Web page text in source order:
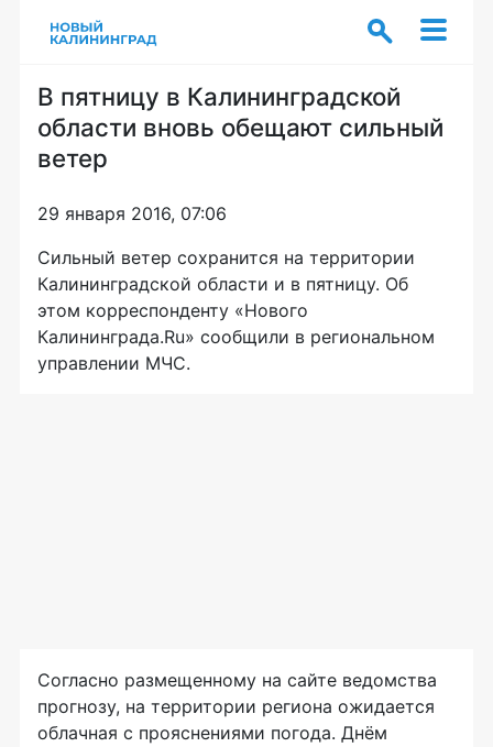
В пятницу в Калининградской
области вновь обещают сильный
ветер
29 января 2016, 07:06
Сильный ветер сохранится на территории
Калининградской области и в пятницу. Об
этом корреспонденту «Нового
Калининграда.Ru» сообщили в региональном
управлении МЧС.
Согласно размещенному на сайте ведомства
прогнозу, на территории региона ожидается
облачная с прояснениями погода. Днём